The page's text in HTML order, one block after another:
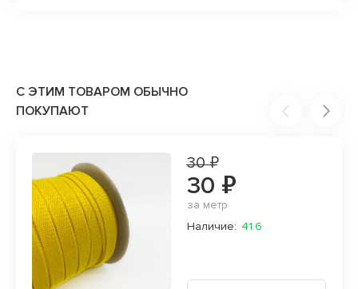
С ЭТИМ ТОВАРОМ ОБЫЧНО
ПОКУПАЮТ
30 ₽
30 ₽
за метр
Наличие: 41.6